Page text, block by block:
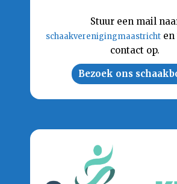
Stuur een mail
schaakverenigingmaastrichten
contact op.
Bezoek ons